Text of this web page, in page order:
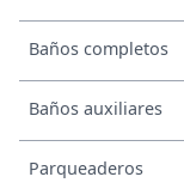
Baños completos
Baños auxiliares
Parqueaderos